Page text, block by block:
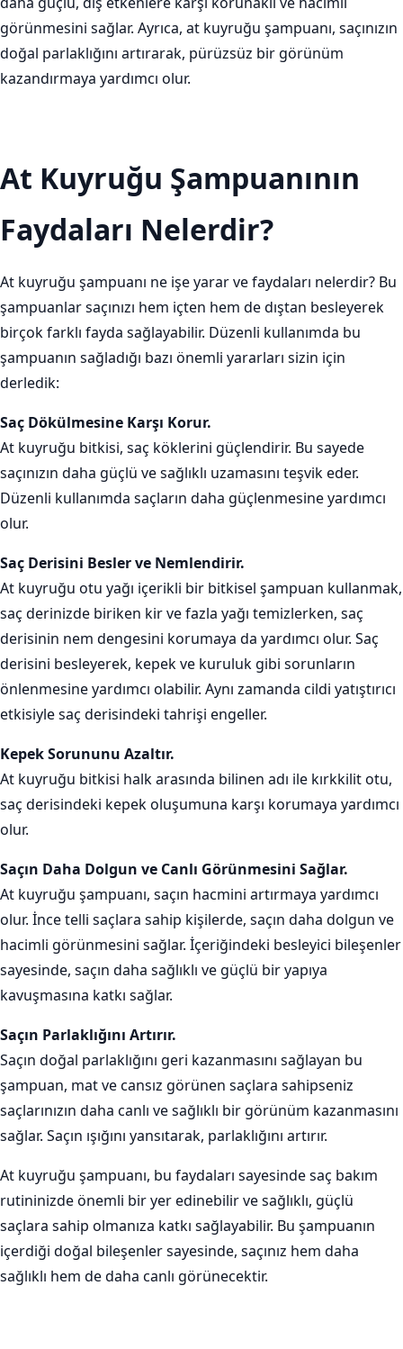
görünmesini sağlar. Ayrıca, at kuyruğu şampuanı, saçınızın
doğal parlaklığını artırarak, pürüzsüz bir görünüm
kazandırmaya yardımcı olur.
At Kuyruğu Şampuanının
Faydaları Nelerdir?
At kuyruğu şampuanı ne işe yarar ve faydaları nelerdir? Bu
şampuanlar saçınızı hem içten hem de dıştan besleyerek
birçok farklı fayda sağlayabilir. Düzenli kullanımda bu
şampuanın sağladığı bazı önemli yararları sizin için
derledik:
Saç Dökülmesine Karşı Korur.
At kuyruğu bitkisi, saç köklerini güçlendirir. Bu sayede
saçınızın daha güçlü ve sağlıklı uzamasını teşvik eder.
Düzenli kullanımda saçların daha güçlenmesine yardımcı
olur.
Saç Derisini Besler ve Nemlendirir.
At kuyruğu otu yağı içerikli bir bitkisel şampuan kullanmak,
saç derinizde biriken kir ve fazla yağı temizlerken, saç
derisinin nem dengesini korumaya da yardımcı olur. Saç
derisini besleyerek, kepek ve kuruluk gibi sorunların
önlenmesine yardımcı olabilir. Aynı zamanda cildi yatıştırıcı
etkisiyle saç derisindeki tahrişi engeller.
Kepek Sorununu Azaltır.
At kuyruğu bitkisi halk arasında bilinen adı ile kırkkilit otu,
saç derisindeki kepek oluşumuna karşı korumaya yardımcı
olur.
Saçın Daha Dolgun ve Canlı Görünmesini Sağlar.
At kuyruğu şampuanı, saçın hacmini artırmaya yardımcı
olur. İnce telli saçlara sahip kişilerde, saçın daha dolgun ve
hacimli görünmesini sağlar. İçeriğindeki besleyici bileşenler
sayesinde, saçın daha sağlıklı ve güçlü bir yapıya
kavuşmasına katkı sağlar.
Saçın Parlaklığını Artırır.
Saçın doğal parlaklığını geri kazanmasını sağlayan bu
şampuan, mat ve cansız görünen saçlara sahipseniz
saçlarınızın daha canlı ve sağlıklı bir görünüm kazanmasını
sağlar. Saçın ışığını yansıtarak, parlaklığını artırır.
At kuyruğu şampuanı, bu faydaları sayesinde saç bakım
rutininizde önemli bir yer edinebilir ve sağlıklı, güçlü
saçlara sahip olmanıza katkı sağlayabilir. Bu şampuanın
içerdiği doğal bileşenler sayesinde, saçınız hem daha
sağlıklı hem de daha canlı görünecektir.